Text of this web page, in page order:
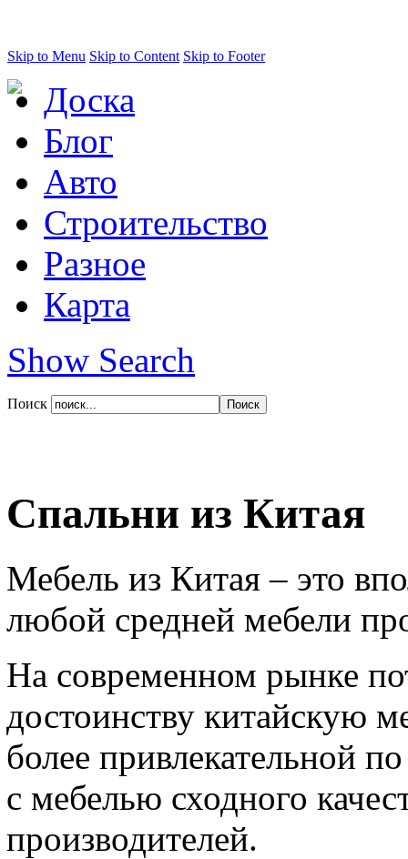
Skip to Menu Skip to Content Skip to Footer
Доска
Блог
Авто
Строительство
Разное
Карта
Show Search
Поиск
Спальни из Китая
Мебель из Китая – это
любой средней мебели
На современном рынке
достоинству китайскую
более привлекательной
с мебелью сходного
производителей.